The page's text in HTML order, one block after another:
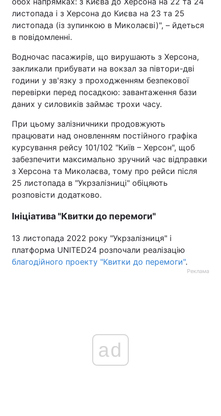
листопада і з Херсона до Києва на 23 та 25
листопада (із зупинкою в Миколаєві)", – йдеться
в повідомленні.
Водночас пасажирів, що вирушають з Херсона,
закликали прибувати на вокзал за півтори-дві
години у зв'язку з проходженням безпекової
перевірки перед посадкою: завантаження бази
даних у силовиків займає трохи часу.
При цьому залізничники продовжують
працювати над оновленням постійного графіка
курсування рейсу 101/102 "Київ – Херсон", щоб
забезпечити максимально зручний час відправки
з Херсона та Миколаєва, тому про рейси після
25 листопада в "Укрзалізниці" обіцяють
розповісти додатково.
Ініціатива "Квитки до перемоги"
13 листопада 2022 року "Укрзалізниця" і
платформа UNITED24 розпочали реалізацію
благодійного проекту "Квитки до перемоги".
Реклама
ad